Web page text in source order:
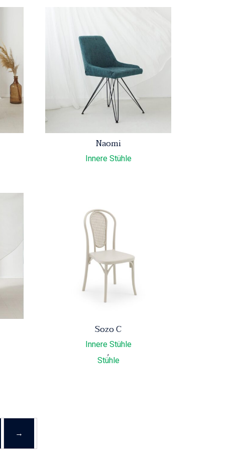
Naomi
Innere Stühle
Sozo C
Innere Stühle
,
Stühle
→